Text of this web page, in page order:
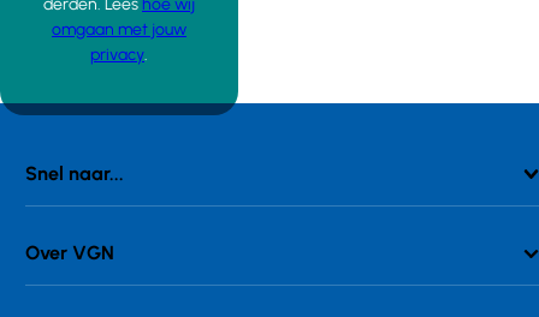
omgaan met jouw
privacy.
Snel naar...
Over VGN